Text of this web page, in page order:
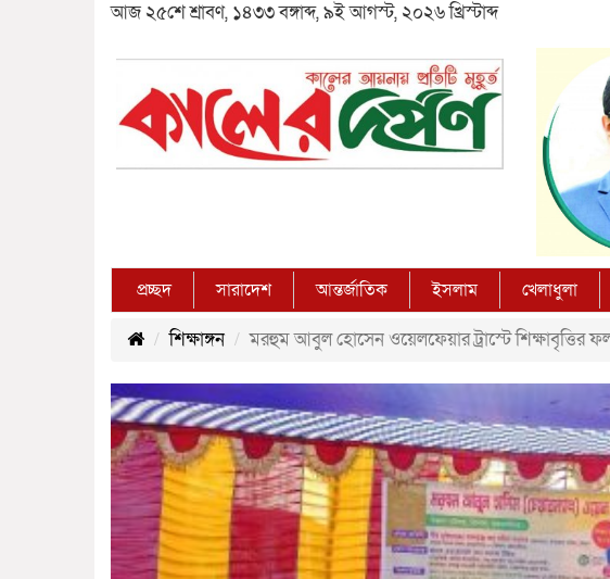
আজ ২৫শে শ্রাবণ, ১৪৩৩ বঙ্গাব্দ, ৯ই আগস্ট, ২০২৬ খ্রিস্টাব্দ
প্রচ্ছদ সারাদেশ আন্তর্জাতিক ইসলাম খেলাধুলা
শিক্ষাঙ্গন মরহুম আবুল হোসেন ওয়েলফেয়ার ট্রাস্টে শিক্ষাবৃত্তির